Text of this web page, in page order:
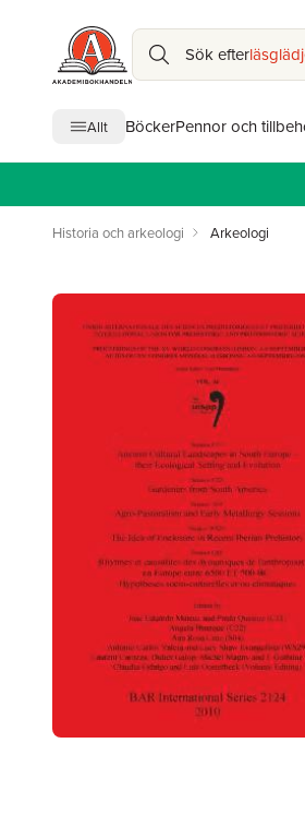
Sök efter
Allt BöckerPennor och
Historia och arkeologi Arkeologi